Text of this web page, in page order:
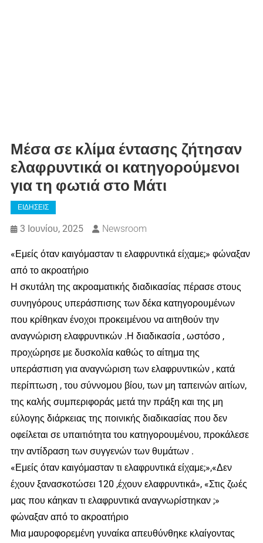
Μέσα σε κλίμα έντασης ζήτησαν
ελαφρυντικά οι κατηγορούμενοι
για τη φωτιά στο Μάτι
ΕΙΔΗΣΕΙΣ
3 Ιουνίου, 2025 Newsroom
«Εμείς όταν καιγόμασταν τι ελαφρυντικά είχαμε;» φώναξαν
από το ακροατήριο
Η σκυτάλη της ακροαματικής διαδικασίας πέρασε στους
συνηγόρους υπεράσπισης των δέκα κατηγορουμένων
που κρίθηκαν ένοχοι προκειμένου να αιτηθούν την
αναγνώριση ελαφρυντικών .Η διαδικασία , ωστόσο ,
προχώρησε με δυσκολία καθώς το αίτημα της
υπεράσπιση για αναγνώριση των ελαφρυντικών , κατά
περίπτωση , του σύννομου βίου, των μη ταπεινών αιτίων,
της καλής συμπεριφοράς μετά την πράξη και της μη
εύλογης διάρκειας της ποινικής διαδικασίας που δεν
οφείλεται σε υπαιτιότητα του κατηγορουμένου, προκάλεσε
την αντίδραση των συγγενών των θυμάτων .
«Εμείς όταν καιγόμασταν τι ελαφρυντικά είχαμε;»,«Δεν
έχουν ξανασκοτώσει 120 ,έχουν ελαφρυντικά», «Στις ζωές
μας που κάηκαν τι ελαφρυντικά αναγνωρίστηκαν ;»
φώναξαν από το ακροατήριο
Μια μαυροφορεμένη γυναίκα απευθύνθηκε κλαίγοντας